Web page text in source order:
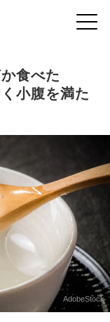
食べた
小腹を満た
AdobeStock